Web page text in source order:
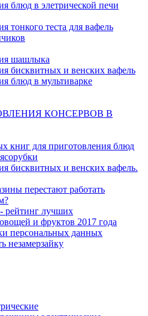
блюд в элетрической печи
тонкого теста для вафель
шашлыка
бисквитных и венских вафель
блюд в мультиварке
КОНСЕРВОВ В
книг для приготовления блюд
бисквитных и венских вафель.
перестают работать
рейтинг лучших
и фруктов 2017 года
персональных данных
незамерзайку